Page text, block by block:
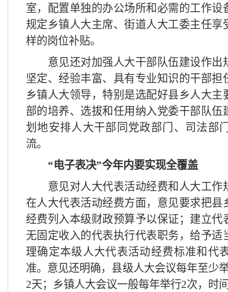
室，配置单独的办公场所和必需的工作设
规定乡镇人大主席、街道人大工委主任享
样的岗位补贴。
意见还对加强人大干部队伍建设作出
坚定、经验丰富、具有专业知识的干部担
乡镇人大领导，特别是选配好县乡人大主
部的培养、选拔和任用纳入党委干部队伍
划地安排人大干部同党政部门、司法部
流。
“电子表决”今年内要实现全覆盖
意见对人大代表活动经费和人大工作
在人大代表活动经费方面，意见要求把县
经费列入本级财政预算予以保证；建立代
无固定收入的代表执行代表职务，给予适
理确定本级人大代表活动经费标准和代
准。意见还明确，县级人大会议每年至少
2天；乡镇人大会议一般每年举行2次，时